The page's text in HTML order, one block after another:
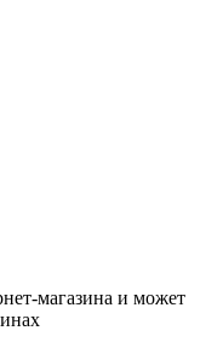
магазина и может